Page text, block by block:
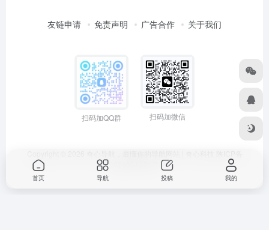
友链申请 免责声明 广告合作 关于我们
扫码加QQ群 扫码加微信
首页 导航 投稿 我的